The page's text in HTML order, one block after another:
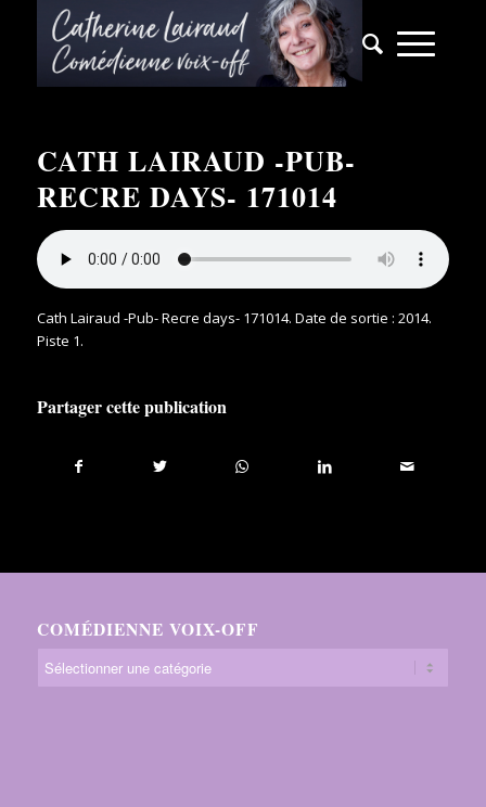
CATH LAIRAUD -PUB-
RECRE DAYS- 171014
Cath Lairaud -Pub- Recre days- 171014. Date de sortie : 2014.
Piste 1.
Partager cette publication
COMÉDIENNE VOIX-OFF